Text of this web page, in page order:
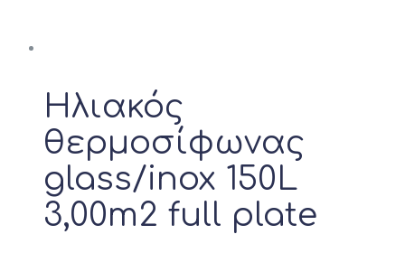
Ηλιακός
θερμοσίφωνας
glass/inox 150L
3,00m2 full plate